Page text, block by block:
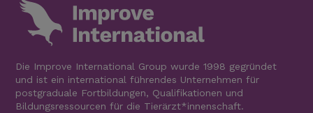
Die Improve International Group wurde 1998 gegründet
und ist ein international führendes Unternehmen für
postgraduale Fortbildungen, Qualifikationen und
Bildungsressourcen für die Tierärzt*innenschaft.